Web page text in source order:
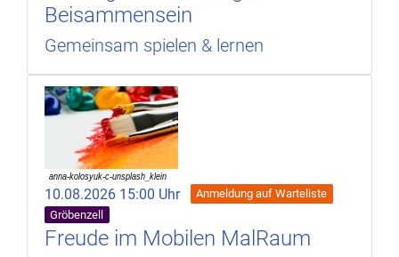
Beisammensein
Gemeinsam spielen & lernen
10.08.2026 15:00 Uhr
Anmeldung auf Warteliste
Gröbenzell
Freude im Mobilen MalRaum